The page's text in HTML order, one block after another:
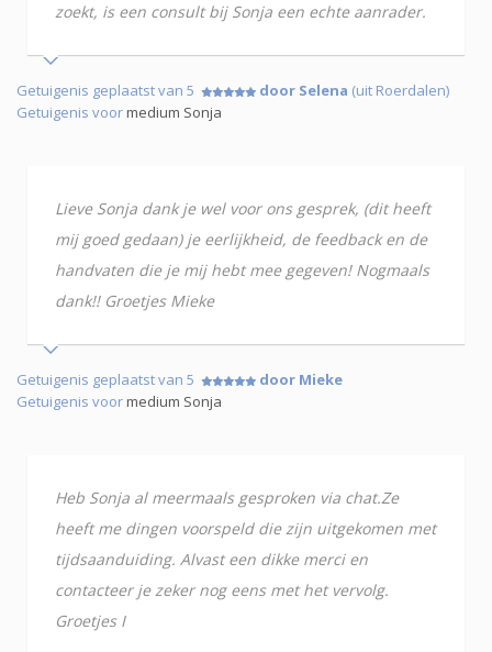
zoekt, is een consult bij Sonja een echte aanrader.
Getuigenis geplaatst van 5 door Selena (uit Roerdalen)
Getuigenis voormedium Sonja
Lieve Sonja dank je wel voor ons gesprek, (dit heeft
mij goed gedaan) je eerlijkheid, de feedback en de
handvaten die je mij hebt mee gegeven! Nogmaals
dank!! Groetjes Mieke
Getuigenis geplaatst van 5
door Mieke
Getuigenis voormedium Sonja
Heb Sonja al meermaals gesproken via chat.Ze
heeft me dingen voorspeld die zijn uitgekomen met
tijdsaanduiding. Alvast een dikke merci en
contacteer je zeker nog eens met het vervolg.
Groetjes I